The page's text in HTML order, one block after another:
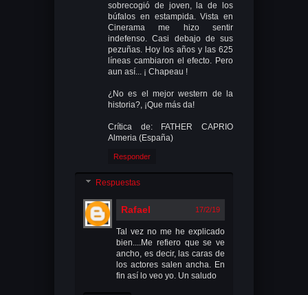
sobrecogió de joven, la de los
búfalos en estampida. Vista en
Cinerama me hizo sentir
indefenso. Casi debajo de sus
pezuñas. Hoy los años y las 625
líneas cambiaron el efecto. Pero
aun así... ¡ Chapeau !
¿No es el mejor western de la
historia?, ¡Que más da!
Crítica de: FATHER CAPRIO
Almeria (España)
Responder
Respuestas
Rafael 17/2/19
Tal vez no me he explicado
bien....Me refiero que se ve
ancho, es decir, las caras de
los actores salen ancha. En
fin así lo veo yo. Un saludo